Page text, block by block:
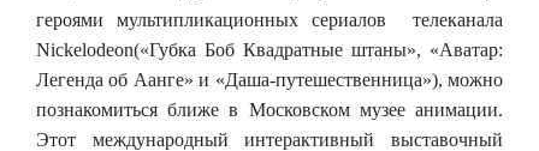
героями мультипликационных сериалов телеканала
Nickelodeon(«Губка Боб Квадратные штаны», «Аватар:
Легенда об Аанге» и «Даша-путешественница»), можно
познакомиться ближе в Московском музее анимации.
Этот международный интерактивный выставочный